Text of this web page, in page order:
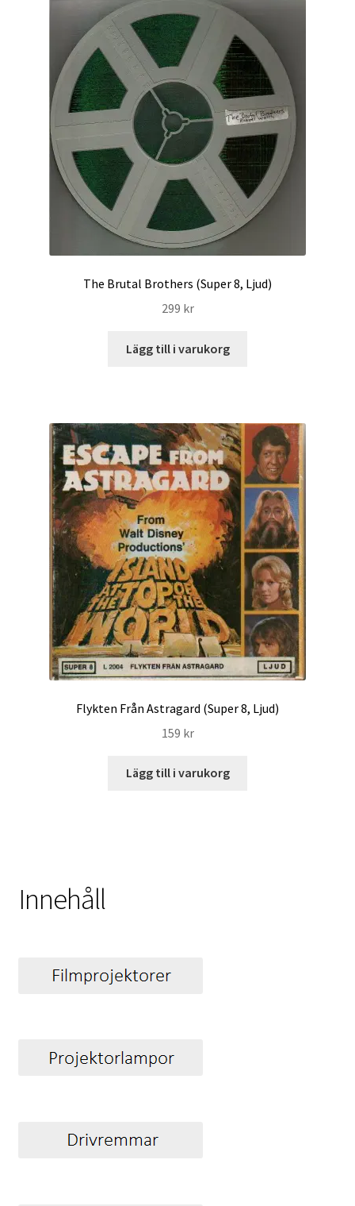
The Brutal Brothers (Super 8, Ljud)
299 kr
Lägg till i varukorg
Flykten Från Astragard (Super 8, Ljud)
159 kr
Lägg till i varukorg
Innehåll